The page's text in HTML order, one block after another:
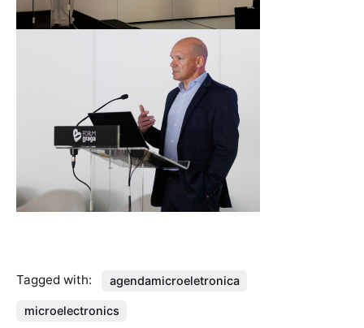
Tagged with: agendamicroeletronica
microelectronics